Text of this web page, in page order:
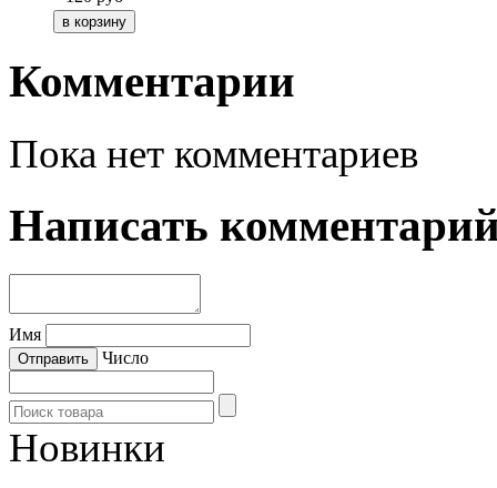
Комментарии
Пока нет комментариев
Написать
Имя
Число
Новинки